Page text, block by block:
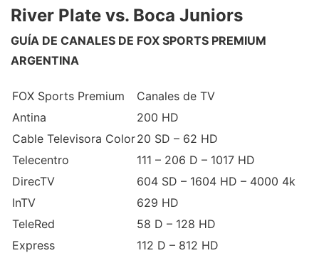
River Plate vs. Boca Juniors
GUÍA DE CANALES DE FOX SPORTS PREMIUM
ARGENTINA
FOX Sports Premium
Canales de TV
Antina
200 HD
Cable Televisora Color20 SD – 62 HD
Telecentro
111 – 206 D – 1017 HD
DirecTV
604 SD – 1604 HD – 4000 4k
InTV
629 HD
TeleRed
58 D – 128 HD
Express
112 D – 812 HD